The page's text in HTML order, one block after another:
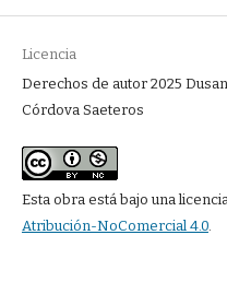
Licencia
Derechos de autor 2025
Córdova Saeteros
Esta obra está bajo una
Atribución-NoComercial 4.0.